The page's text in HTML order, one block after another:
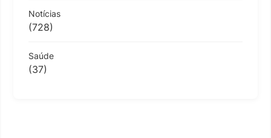
Notícias
(728)
Saúde
(37)